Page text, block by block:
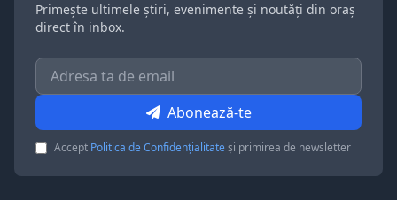
Primește ultimele știri, evenimente și noutăți din oraș
direct în inbox.
Abonează-te
Accept Politica de Confidențialitateși primirea de newsletter